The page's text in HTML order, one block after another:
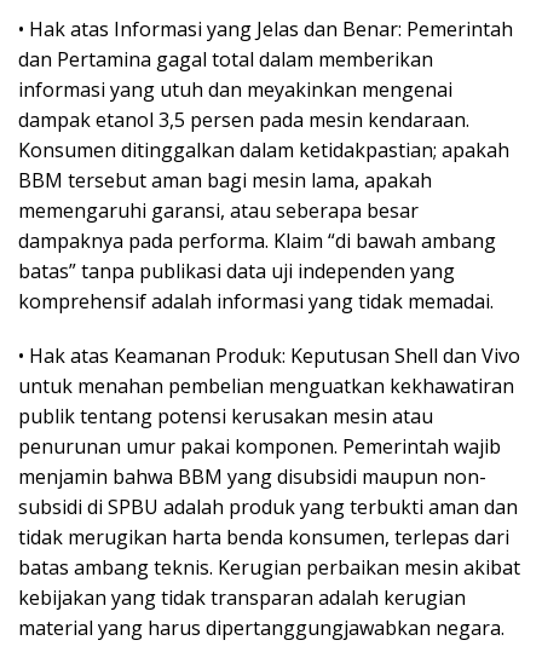
• Hak atas Informasi yang Jelas dan Benar: Pemerintah
dan Pertamina gagal total dalam memberikan
informasi yang utuh dan meyakinkan mengenai
dampak etanol 3,5 persen pada mesin kendaraan.
Konsumen ditinggalkan dalam ketidakpastian; apakah
BBM tersebut aman bagi mesin lama, apakah
memengaruhi garansi, atau seberapa besar
dampaknya pada performa. Klaim “di bawah ambang
batas” tanpa publikasi data uji independen yang
komprehensif adalah informasi yang tidak memadai.
• Hak atas Keamanan Produk: Keputusan Shell dan Vivo
untuk menahan pembelian menguatkan kekhawatiran
publik tentang potensi kerusakan mesin atau
penurunan umur pakai komponen. Pemerintah wajib
menjamin bahwa BBM yang disubsidi maupun non-
subsidi di SPBU adalah produk yang terbukti aman dan
tidak merugikan harta benda konsumen, terlepas dari
batas ambang teknis. Kerugian perbaikan mesin akibat
kebijakan yang tidak transparan adalah kerugian
material yang harus dipertanggungjawabkan negara.